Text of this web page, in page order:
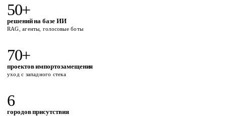
50+
решений на базе ИИ
RAG, агенты, голосовые боты
70+
проектов импортозамещения
уход с западного стека
6
городов присутствия